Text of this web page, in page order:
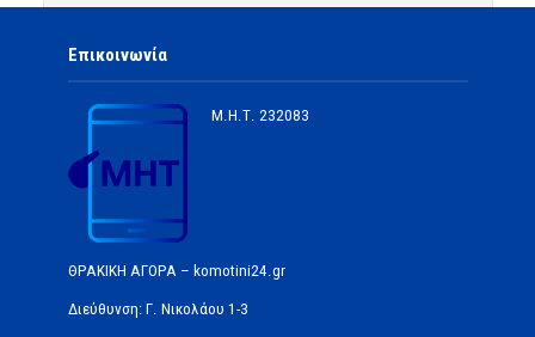
Επικοινωνία
Μ.Η.Τ. 232083
ΘΡΑΚΙΚΗ ΑΓΟΡΑ – komotini24.gr
Διεύθυνση: Γ. Νικολάου 1-3